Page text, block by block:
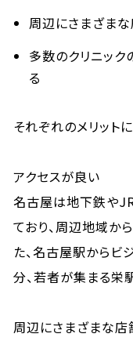
周辺にさまざま
多数のクリニッ
る
それぞれのメリット
アクセスが良い
名古屋は地下鉄や
ており、周辺地域か
た、名古屋駅からビ
分、若者が集まる栄
周辺にさまざまな店